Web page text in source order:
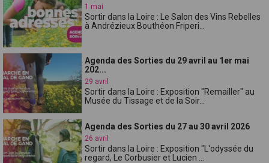
1 mai
Sortir dans la Loire : Le Salon des Vins Rebelles
à Andrézieux Bouthéon Friperi...
Agenda des Sorties du 29 avril au 1er mai
202...
29 avril
Sortir dans la Loire : Exposition "Remailler" au
Musée du Tissage et de la Soir...
Agenda des Sorties du 27 au 30 avril 2026
26 avril
Sortir dans la Loire : Exposition "L'odyssée du
regard, Le Corbusier et Lucien ...